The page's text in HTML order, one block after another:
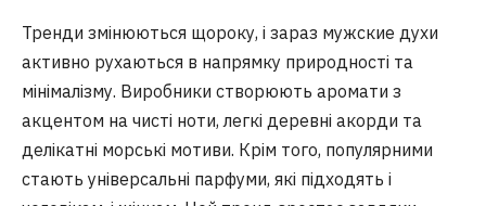
Тренди змінюються щороку, і зараз мужские духи
активно рухаються в напрямку природності та
мінімалізму. Виробники створюють аромати з
акцентом на чисті ноти, легкі деревні акорди та
делікатні морські мотиви. Крім того, популярними
стають універсальні парфуми, які підходять і